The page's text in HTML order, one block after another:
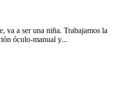
va a ser una niña. Trabajamos la
óculo-manual y...